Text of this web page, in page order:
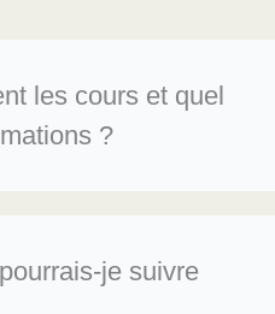
les cours et quel
?
je suivre